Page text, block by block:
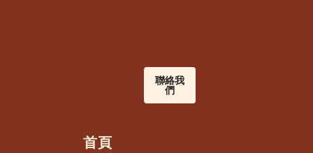
聯絡我
們
首頁